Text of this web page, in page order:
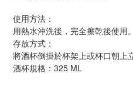
使用方法：
用熱水沖洗後，完全擦乾後使用。
存放方式：
將酒杯倒掛於杯架上或杯口朝上
酒杯規格：325 ML